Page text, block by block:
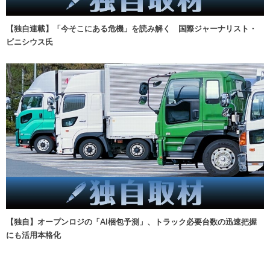
【独自連載】「今そこにある危機」を読み解く 国際ジャーナリスト・
ビニシウス氏
【独自】オープンロジの「AI梱包予測」、トラック必要台数の迅速把握
にも活用本格化